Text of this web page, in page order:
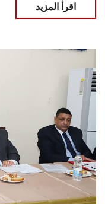
اقرأ المزيد